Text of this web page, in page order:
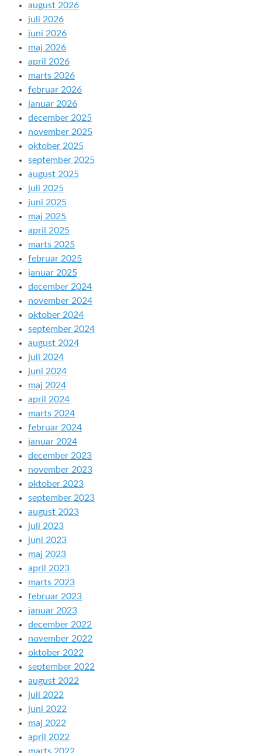
august 2026
juli 2026
juni 2026
maj 2026
april 2026
marts 2026
februar 2026
januar 2026
december 2025
november 2025
oktober 2025
september 2025
august 2025
juli 2025
juni 2025
maj 2025
april 2025
marts 2025
februar 2025
januar 2025
december 2024
november 2024
oktober 2024
september 2024
august 2024
juli 2024
juni 2024
maj 2024
april 2024
marts 2024
februar 2024
januar 2024
december 2023
november 2023
oktober 2023
september 2023
august 2023
juli 2023
juni 2023
maj 2023
april 2023
marts 2023
februar 2023
januar 2023
december 2022
november 2022
oktober 2022
september 2022
august 2022
juli 2022
juni 2022
maj 2022
april 2022